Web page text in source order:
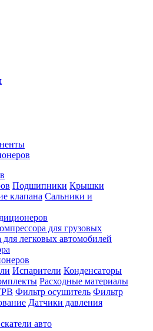
Подшипники Крышки
клапана Сальники и
для грузовых
для легковых автомобилей
Испарители Конденсаторы
Расходные материалы
Фильтр осушитель Фильтр
Датчики давления
авто